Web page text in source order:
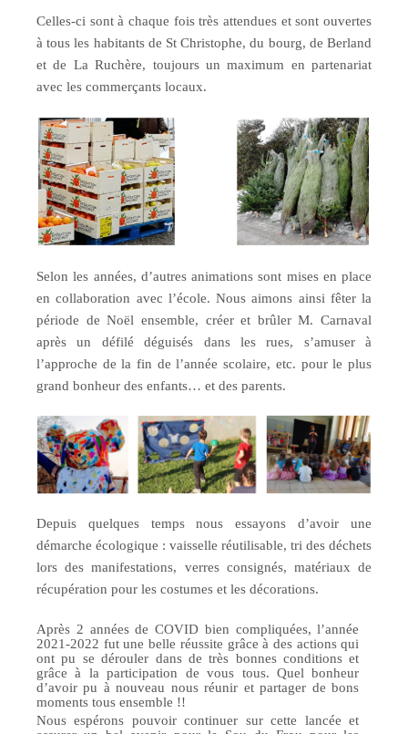
Celles-ci sont à chaque fois très attendues et sont ouvertes
à tous les habitants de St Christophe, du bourg, de Berland
et de La Ruchère, toujours un maximum en partenariat
avec les commerçants locaux.
Selon les années, d’autres animations sont mises en place
en collaboration avec l’école. Nous aimons ainsi fêter la
période de Noël ensemble, créer et brûler M. Carnaval
après un défilé déguisés dans les rues, s’amuser à
l’approche de la fin de l’année scolaire, etc. pour le plus
grand bonheur des enfants… et des parents.
Depuis quelques temps nous essayons d’avoir une
démarche écologique : vaisselle réutilisable, tri des déchets
lors des manifestations, verres consignés, matériaux de
récupération pour les costumes et les décorations.
Après 2 années de COVID bien compliquées, l’année
2021-2022 fut une belle réussite grâce à des actions qui
ont pu se dérouler dans de très bonnes conditions et
grâce à la participation de vous tous. Quel bonheur
d’avoir pu à nouveau nous réunir et partager de bons
moments tous ensemble !!
Nous espérons pouvoir continuer sur cette lancée et